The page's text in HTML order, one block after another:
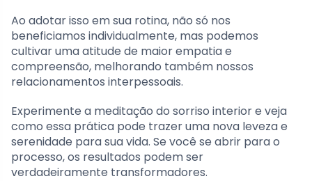
Ao adotar isso em sua rotina, não só nos
beneficiamos individualmente, mas podemos
cultivar uma atitude de maior empatia e
compreensão, melhorando também nossos
relacionamentos interpessoais.
Experimente a meditação do sorriso interior e veja
como essa prática pode trazer uma nova leveza e
serenidade para sua vida. Se você se abrir para o
processo, os resultados podem ser
verdadeiramente transformadores.